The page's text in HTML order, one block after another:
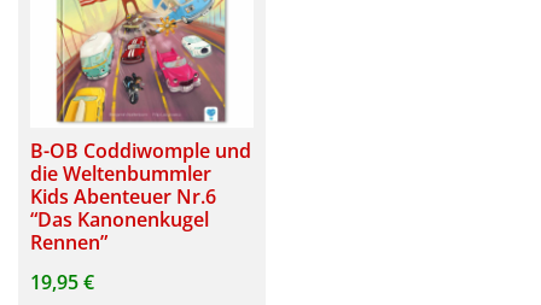
B-OB Coddiwomple und
die Weltenbummler
Kids Abenteuer Nr.6
“Das Kanonenkugel
Rennen”
19,95€